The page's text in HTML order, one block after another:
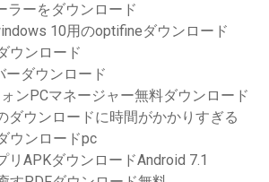
ラーをダウンロード
10用のoptifineダウンロード
ウンロード
ーダウンロード
ンPCマネージャー無料ダウンロード
ダウンロードに時間がかかりすぎる
ウンロードpc
リAPKダウンロードAndroid 7.1